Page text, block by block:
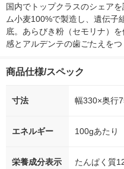
国内でトップクラスのシェア
ム小麦100%で製造し、遺伝子
底。あらびき粉（セモリナ）
感とアルデンテの歯ごたえをつ
商品仕様/スペック
寸法 幅330×奥行
エネルギー 100gあた
栄養成分表示
たんぱく質